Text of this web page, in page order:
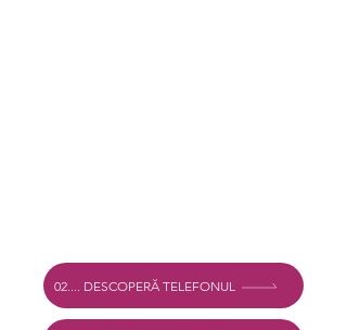
02.... DESCOPERĂ TELEFONUL